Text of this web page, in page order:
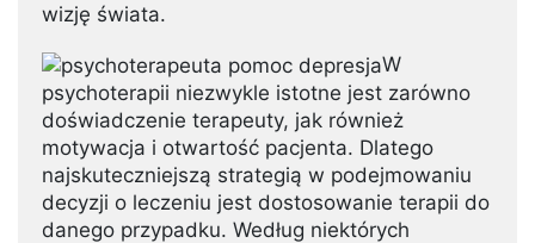
wizję świata.
W
psychoterapii niezwykle istotne jest zarówno
doświadczenie terapeuty, jak również
motywacja i otwartość pacjenta. Dlatego
najskuteczniejszą strategią w podejmowaniu
decyzji o leczeniu jest dostosowanie terapii do
danego przypadku. Według niektórych